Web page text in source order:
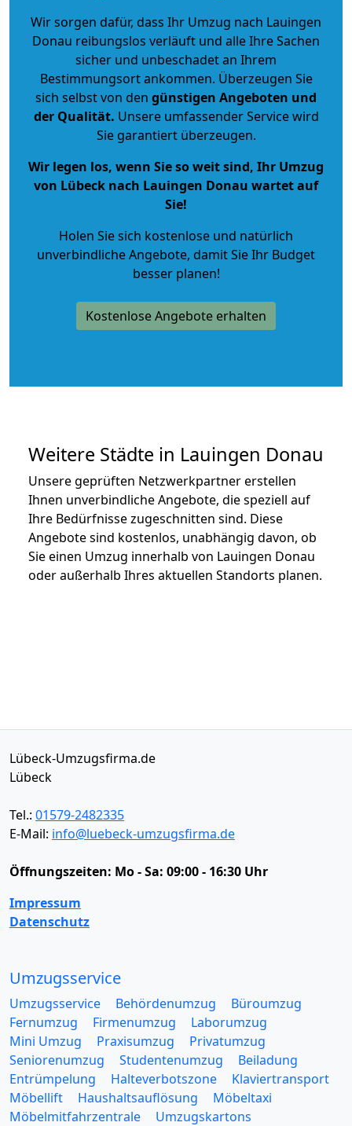
Wir sorgen dafür, dass Ihr Umzug nach Lauingen
Donau reibungslos verläuft und alle Ihre Sachen
sicher und unbeschadet an Ihrem
Bestimmungsort ankommen. Überzeugen Sie
sich selbst von den günstigen Angeboten und
der Qualität. Unsere umfassender Service wird
Sie garantiert überzeugen.
Wir legen los, wenn Sie so weit sind, Ihr Umzug
von Lübeck nach Lauingen Donau wartet auf
Sie!
Holen Sie sich kostenlose und natürlich
unverbindliche Angebote, damit Sie Ihr Budget
besser planen!
Kostenlose Angebote erhalten
Weitere Städte in Lauingen Donau
Unsere geprüften Netzwerkpartner erstellen
Ihnen unverbindliche Angebote, die speziell auf
Ihre Bedürfnisse zugeschnitten sind. Diese
Angebote sind kostenlos, unabhängig davon, ob
Sie einen Umzug innerhalb von Lauingen Donau
oder außerhalb Ihres aktuellen Standorts planen.
Lübeck-Umzugsfirma.de
Lübeck
Tel.: 01579-2482335
E-Mail: info@luebeck-umzugsfirma.de
Öffnungszeiten: Mo - Sa: 09:00 - 16:30 Uhr
Impressum
Datenschutz
Umzugsservice
Umzugsservice Behördenumzug
Büroumzug
Fernumzug
Firmenumzug
Laborumzug
Mini Umzug
Praxisumzug
Privatumzug
Seniorenumzug
Studentenumzug
Beiladung
Entrümpelung
Halteverbotszone
Klaviertransport
Möbellift
Haushaltsauflösung
Möbeltaxi
Möbelmitfahrzentrale
Umzugskartons